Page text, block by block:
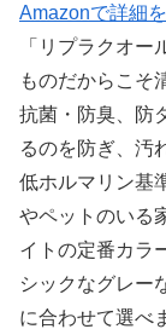
Amazonで詳細
「リプラクオ
ものだからこそ
抗菌・防臭、防
るのを防ぎ、汚
低ホルマリン基
やペットのいる
イトの定番カラ
シックなグレー
に合わせて選べ